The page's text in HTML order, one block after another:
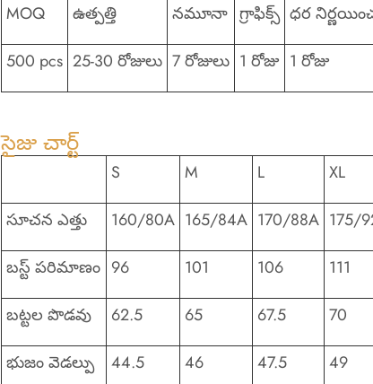
MOQ ఉత్పత్తి నమూనా గ్రాఫిక్స్ ధర
500 pcs 25-30 రోజులు 7 రోజులు 1 రోజు 1 రోజు
సైజు చార్ట్
S M L XL
సూచన ఎత్తు 160/80A 165/84A 170/88A 175/
బస్ట్ పరిమాణం 96 101 106 111
బట్టల పొడవు 62.5 65 67.5 70
భుజం వెడల్పు 44.5 46 47.5 49